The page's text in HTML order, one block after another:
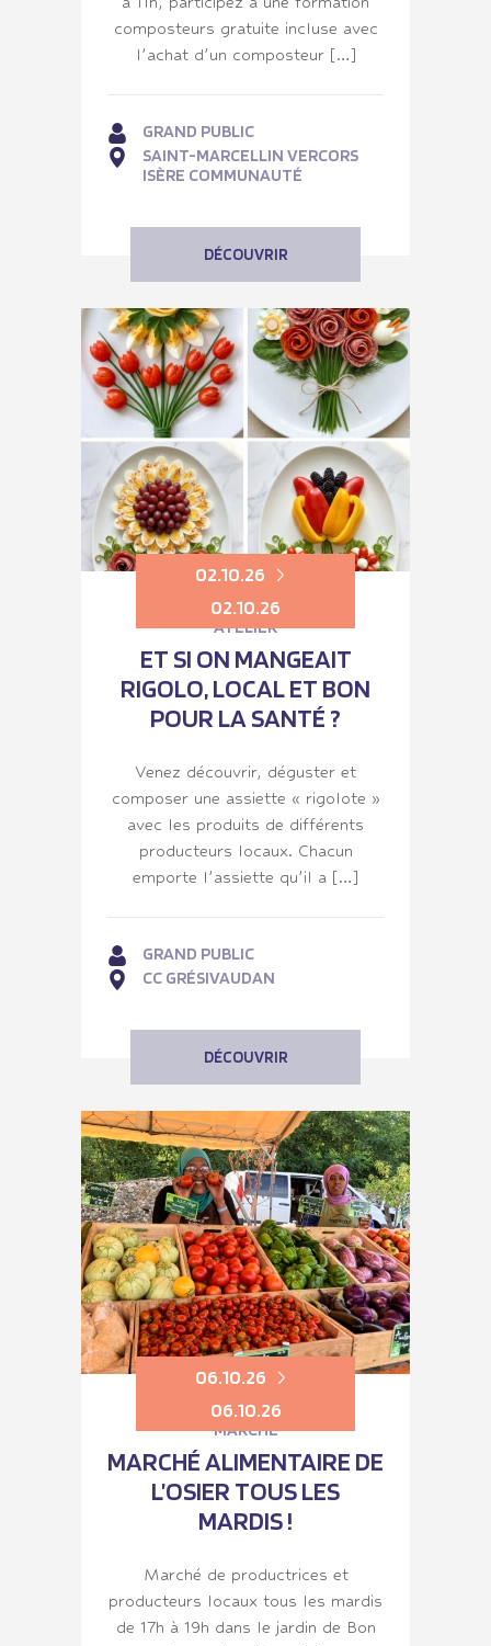
composteurs gratuite incluse avec
l’achat d’un composteur […]
GRAND PUBLIC
SAINT-MARCELLIN VERCORS
ISÈRE COMMUNAUTÉ
DÉCOUVRIR
02.10.26
02.10.26
ATELIER
ET SI ON MANGEAIT
RIGOLO, LOCAL ET BON
POUR LA SANTÉ ?
Venez découvrir, déguster et
composer une assiette « rigolote »
avec les produits de différents
producteurs locaux. Chacun
emporte l’assiette qu’il a […]
GRAND PUBLIC
CC GRÉSIVAUDAN
DÉCOUVRIR
06.10.26
06.10.26
MARCHÉ
MARCHÉ ALIMENTAIRE DE
L’OSIER TOUS LES
MARDIS !
Marché de productrices et
producteurs locaux tous les mardis
de 17h à 19h dans le jardin de Bon